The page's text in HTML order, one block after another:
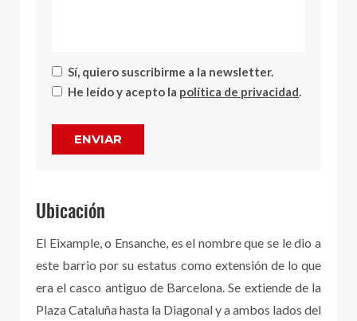
Sí, quiero suscribirme a la newsletter.
He leído y acepto la política de privacidad.
ENVIAR
Ubicación
El Eixample, o Ensanche, es el nombre que se le dio a
este barrio por su estatus como extensión de lo que
era el casco antiguo de Barcelona. Se extiende de la
Plaza Cataluña hasta la Diagonal y a ambos lados del